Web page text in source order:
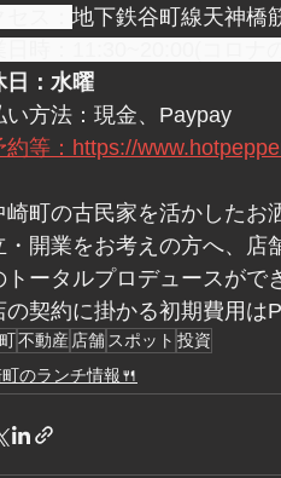
地下鉄谷町線天神橋
日：水曜
い方法：現金、Paypay
約等：https://
崎町の古民家を活かしたお
・開業をお考えの方へ、店
トータルプロデュースが
の契約に掛かる初期費用は
不動産 店舗 スポット 投資
のランチ情報🍴